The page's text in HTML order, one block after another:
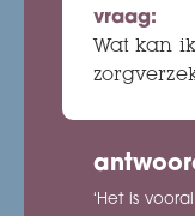
vraag:
Wat kan
‘Het is